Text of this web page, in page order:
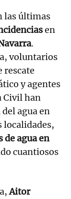
las últimas
en
.
voluntarios
rescate
y agentes
Civil han
agua en
localidades,
de agua en
cuantiosos
Aitor